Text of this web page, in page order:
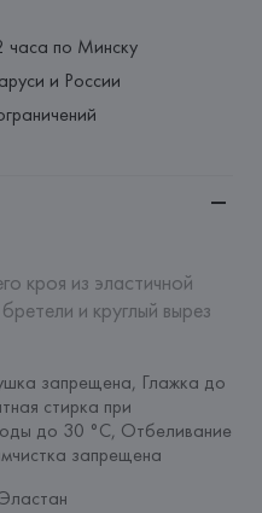
часа по Минску
и России
кроя из эластичной
и круглый вырез
запрещена, Глажка до
стирка при
до 30 °C, Отбеливание
запрещена